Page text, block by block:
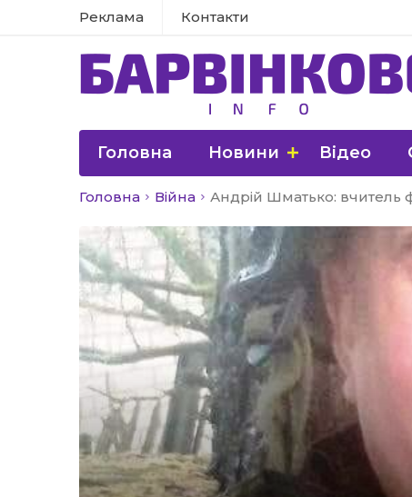
Реклама Контакти
Головна Новини Відео
Головна Війна Андрій Шматько: вчитель